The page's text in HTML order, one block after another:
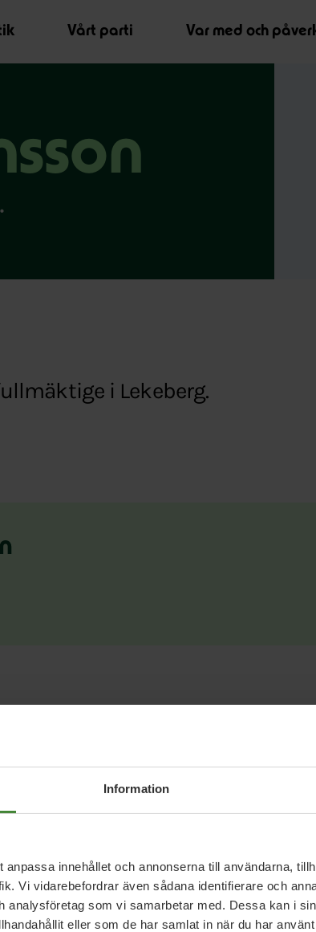
Information
innehållet och annonserna till användarna,
Vi vidarebefordrar även sådana identifierare och
analysföretag som vi samarbetar med. Dessa kan i
eller som de har samlat in när du har
Vårt parti Var med och
i Lekeberg.
med
Pia Frohman